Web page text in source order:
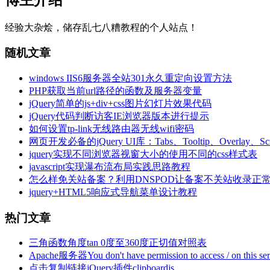
经验大杂烩，储存乱七八糟教程的个人站点！
随机文章
windows IIS6服务器全站301永久重定向设置方法
PHP获取当前url路径的函数及服务器变量
jQuery简单的js+div+css图片幻灯片效果代码
jQuery代码判断访客IE浏览器版本进行提示
如何设置tp-link无线路由器无线wifi密码
网页开发必备的jQuery UI库：Tabs、Tooltip、Overlay、
jquery实现不同浏览器视窗大小的使用不同的css样式表
javascript实现瀑布流布局实践思路教程
怎么样免关站备案？利用DNSPOD让备案不关站收录正常
jquery+HTML5响应式导航菜单设计教程
热门文章
三角函数角度tan 0度至360度正切值对照表
Apache服务器You don't have permission to access / on this